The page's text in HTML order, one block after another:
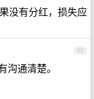
没有分红，损失应
40
通清楚。